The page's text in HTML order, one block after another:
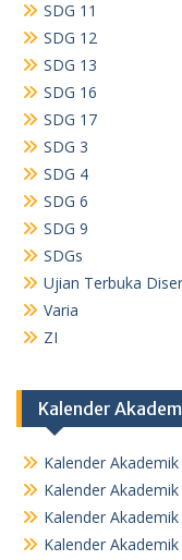
SDG 11
SDG 12
SDG 13
SDG 16
SDG 17
SDG 3
SDG 4
SDG 6
SDG 9
SDGs
Ujian Terbuka
Varia
ZI
Kalender
Kalender
Kalender
Kalender
Kalender